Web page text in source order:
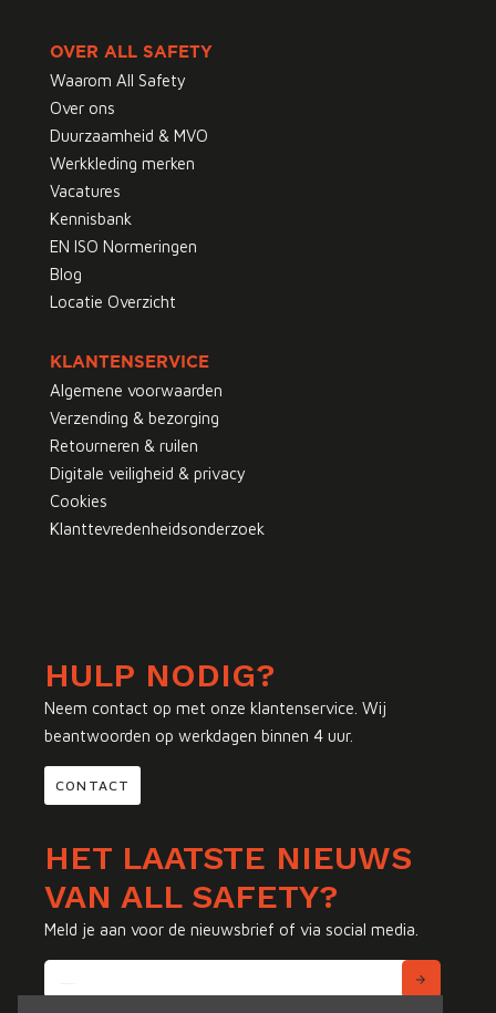
OVER ALL SAFETY
Waarom All Safety
Over ons
Duurzaamheid & MVO
Werkkleding merken
Vacatures
Kennisbank
EN ISO Normeringen
Blog
Locatie Overzicht
KLANTENSERVICE
Algemene voorwaarden
Verzending & bezorging
Retourneren & ruilen
Digitale veiligheid & privacy
Cookies
Klanttevredenheidsonderzoek
HULP NODIG?
Neem contact op met onze klantenservice. Wij
beantwoorden op werkdagen binnen 4 uur.
CONTACT
HET LAATSTE NIEUWS
VAN ALL SAFETY?
Meld je aan voor de nieuwsbrief of via social media.